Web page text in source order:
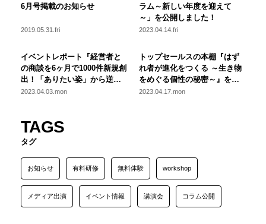
6月号掲載のお知らせ
2019.05.31.fri
ラム～新しい年度を迎えて
～」を公開しました！
2023.04.14.fri
イベントレポート『経営者と
の商談を6ヶ月で1000件新規創
出！「ありたい姿」から逆算
した営業改革の秘訣』を公開
2023.04.03.mon
トップセールスの本棚『はず
れ者が進化をつくる ～生き物
をめぐる個性の秘密～』を公
開しました！
2023.04.17.mon
TAGS
タグ
お知らせ 有料研修 無料体験 workshop
メディア出演 イベント情報 講演会 コラム公開